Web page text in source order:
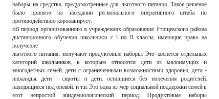
КОНТАКТЫ
наборы на средства, предусмотренные для льготного питания. Такое решение
было принято на заседании регионального оперативного штаба по
противодействию коронавирусу.
«В период организованного в учреждениях образования Ртищевского района
дистанционного обучения школьники с 1 по 11 классы, имеющие право на
получение
льготного питания, получают продуктовые наборы. Это коснется отдельных
категорий школьников, к которым относятся дети из малоимущих и
многодетных семей, дети с ограниченными возможностями здоровья, дети -
инвалиды, дети - сироты и дети, оставшиеся без попечения родителей,
находящиеся под опекой, и т.п. Это одна из мер социальной поддержки семей в
этот непростой эпидемиологический период. Продуктовые наборы